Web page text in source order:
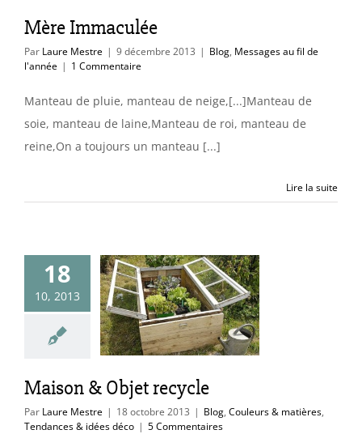
Mère Immaculée
Par Laure Mestre | 9 décembre 2013 | Blog, Messages au fil de
l'année | 1 Commentaire
Manteau de pluie, manteau de neige,[...]Manteau de
soie, manteau de laine,Manteau de roi, manteau de
reine,On a toujours un manteau [...]
Lire la suite
18
10, 2013
& Objet
& matières
Maison & Objet recycle
Par Laure Mestre | 18 octobre 2013 | Blog, Couleurs & matières,
Tendances & idées déco | 5 Commentaires